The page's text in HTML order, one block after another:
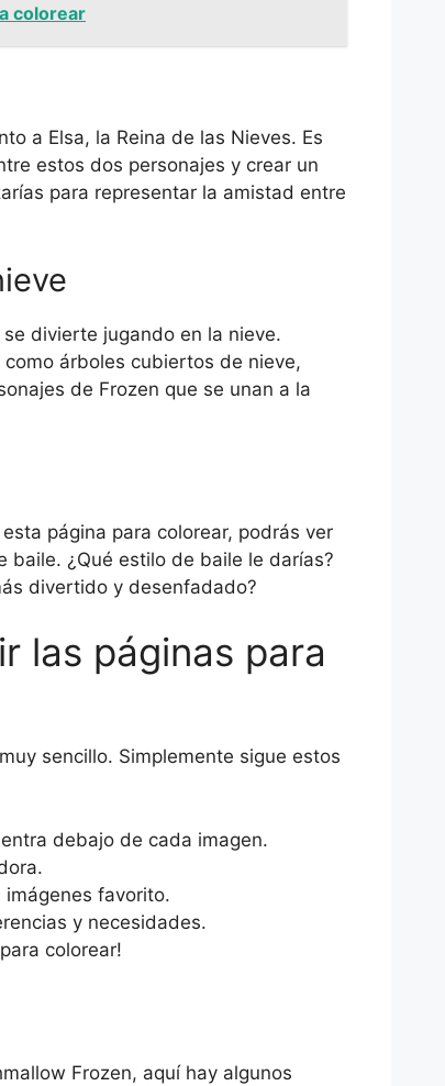
colorear
a Elsa, la Reina de las Nieves. Es
estos dos personajes y crear un
para representar la amistad entre
divierte jugando en la nieve.
árboles cubiertos de nieve,
de Frozen que se unan a la
página para colorear, podrás ver
¿Qué estilo de baile le darías?
divertido y desenfadado?
las páginas para
sencillo. Simplemente sigue estos
debajo de cada imagen.
favorito.
y necesidades.
colorear!
Frozen, aquí hay algunos